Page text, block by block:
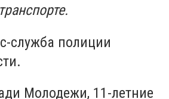
служба полиции
Молодежи, 11-летние